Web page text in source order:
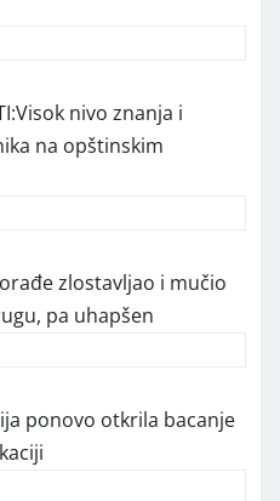
nivo znanja i
na opštinskim
zlostavljao i mučio
pa uhapšen
ponovo otkrila bacanje